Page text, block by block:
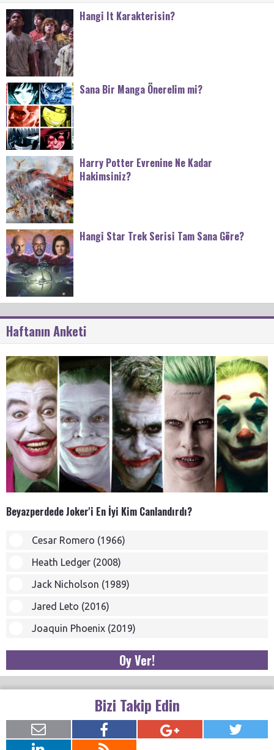
Hangi It Karakterisin?
Sana Bir Manga Önerelim mi?
Harry Potter Evrenine Ne Kadar
Hakimsiniz?
Hangi Star Trek Serisi Tam Sana Göre?
Haftanın Anketi
Beyazperdede Joker'i En İyi Kim Canlandırdı?
Cesar Romero (1966)
Heath Ledger (2008)
Jack Nicholson (1989)
Jared Leto (2016)
Joaquin Phoenix (2019)
Oy Ver!
Bizi Takip Edin